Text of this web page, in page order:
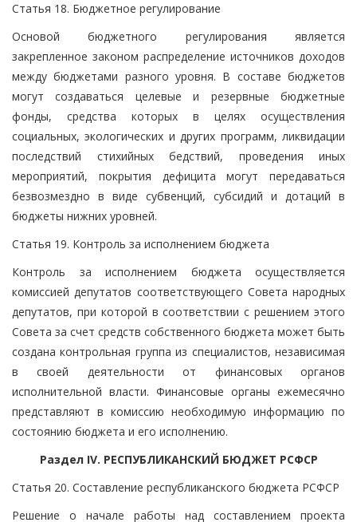
Статья 18. Бюджетное регулирование
Основой бюджетного регулирования является
закрепленное законом распределение источников доходов
между бюджетами разного уровня. В составе бюджетов
могут создаваться целевые и резервные бюджетные
фонды, средства которых в целях осуществления
социальных, экологических и других программ, ликвидации
последствий стихийных бедствий, проведения иных
мероприятий, покрытия дефицита могут передаваться
безвозмездно в виде субвенций, субсидий и дотаций в
бюджеты нижних уровней.
Статья 19. Контроль за исполнением бюджета
Контроль за исполнением бюджета осуществляется
комиссией депутатов соответствующего Совета народных
депутатов, при которой в соответствии с решением этого
Совета за счет средств собственного бюджета может быть
создана контрольная группа из специалистов, независимая
в своей деятельности от финансовых органов
исполнительной власти. Финансовые органы ежемесячно
представляют в комиссию необходимую информацию по
состоянию бюджета и его исполнению.
Раздел IV. РЕСПУБЛИКАНСКИЙ БЮДЖЕТ РСФСР
Статья 20. Составление республиканского бюджета РСФСР
Решение о начале работы над составлением проекта